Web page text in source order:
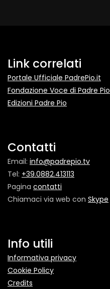
Link correlati
Portale Ufficiale PadrePio.it
Fondazione Voce di Padre Pio
Edizioni Padre Pio
Contatti
Email: info@padrepio.tv
Tel: +39.0882.413113
Pagina contatti
Chiamaci via web con Skype
Info utili
Informativa privacy
Cookie Policy
Credits